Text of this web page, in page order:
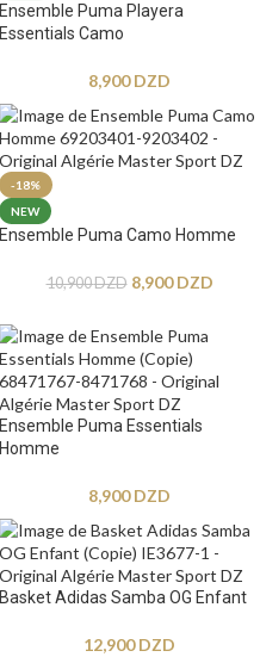
Ensemble Puma Playera
Essentials Camo
8,900DZD
-18%
NEW
Ensemble Puma Camo Homme
10,900DZD 8,900DZD
Ensemble Puma Essentials
Homme
8,900DZD
Basket Adidas Samba OG Enfant
12,900DZD